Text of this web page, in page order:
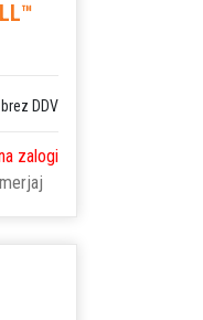
brez DDV
zalogi